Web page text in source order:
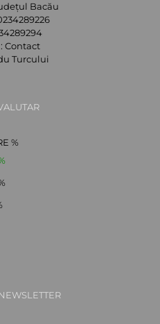
Bacău
Contact
Turcului
%